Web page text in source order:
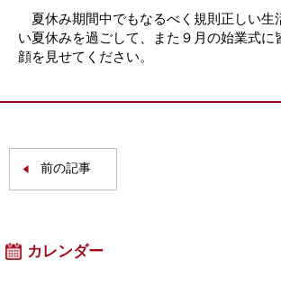
夏休み期間中でもなるべく規則正しい生
い夏休みを過ごして、また９月の始業式に
顔を見せてください。
前の記事
カレンダー